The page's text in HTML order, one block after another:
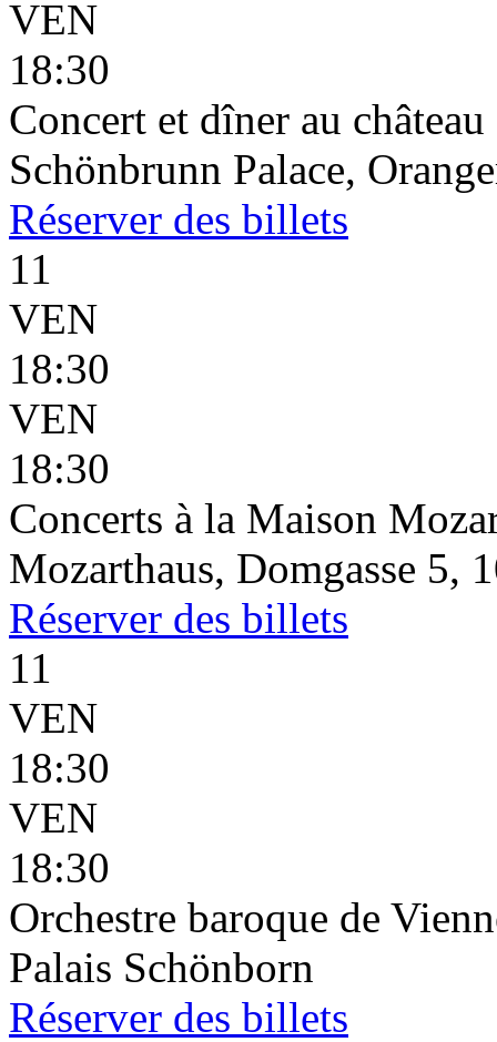
VEN
18:30
Concert et dîner au
Schönbrunn Palace,
Réserver des billets
11
VEN
18:30
VEN
18:30
Concerts à la Maison
Mozarthaus, Domgasse 5,
Réserver des billets
11
VEN
18:30
VEN
18:30
Orchestre baroque de
Palais Schönborn
Réserver des billets